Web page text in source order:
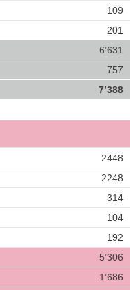
109
201
6’631
757
7’388
2448
2248
314
104
192
5’306
1’686